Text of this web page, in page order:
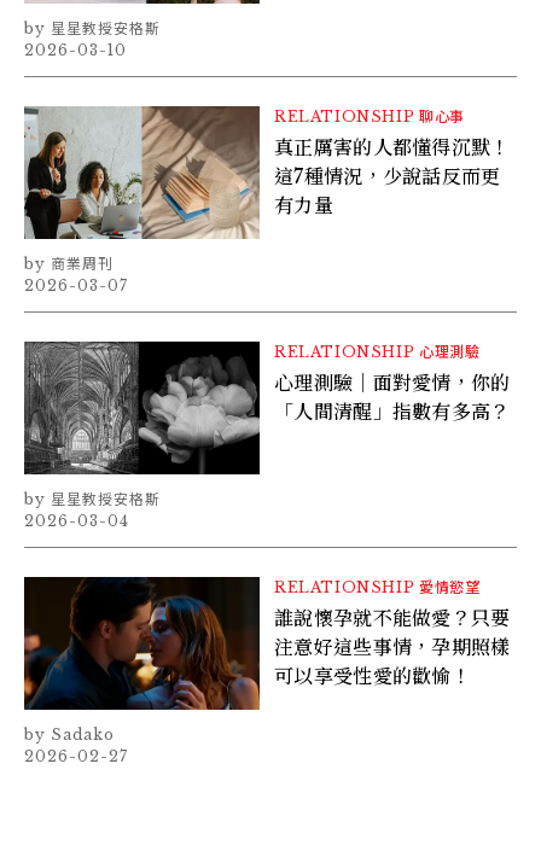
星星教授安格斯
2026-03-10
RELATIONSHIP 聊心事
真正厲害的人都懂得沉默！
這7種情況，少說話反而更
有力量
商業周刊
2026-03-07
RELATIONSHIP 心理測驗
心理測驗｜面對愛情，你的
「人間清醒」指數有多高？
星星教授安格斯
2026-03-04
RELATIONSHIP 愛情慾望
誰說懷孕就不能做愛？只要
注意好這些事情，孕期照樣
可以享受性愛的歡愉！
Sadako
2026-02-27